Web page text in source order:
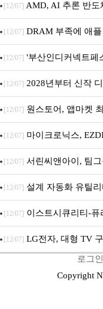
[12/07] AMD, AI 추론 반도
[12/07] DRAM 부족에 애플
퍼 대기
[12/07] '부산인디커넥트페
개막... 22일간 진행
[12/07] 2028년부터 신작
문 추가
[12/07] 원스토어, 앱마켓
[12/07] 마이크로닉스,
시
[12/07] 서린씨앤아이, 팀
5600MHz 16GB 출시
[12/07] 설계 자동화 유틸
무상 배포
[12/07] 이스트시큐리티-
세대 AI 보안 플랫폼 구축
[12/07] LG전자, 대형 TV
로그인
Copyright